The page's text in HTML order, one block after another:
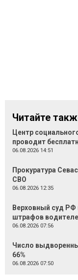
Читайте
Центр
проводит
06.08.2026 14:51
Прокуратура
СВО
06.08.2026 12:35
Верховный суд РФ
штрафов
06.08.2026 07:56
Число
66%
06.08.2026 07:50